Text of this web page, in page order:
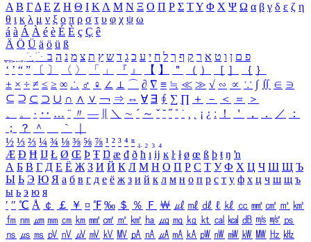
Α Β ΓΔ Ε Ζ Η Θ Ι ΚΛ Μ Ν Ξ Ο Π Ρ Σ ΤΥ Φ Χ Ψ Ω α β γ δ ε ζ η
θ ι κ λ μ ν ξ ο π ρ σ τ υ φ χ ψ ω
á à Á À é è É È ç Ç ê
Ä Ö Ü ä ö ü ß
ִֶֹ ֻּ ׁׂ פ ם ן ו ט א ר ק ף ך ל ח י ע כ ג ד ש ץ ת צ מ נ ה ב
‘ ’ “ ” 〔 〕 〈 〉 「 」 『 』 【 】 ＂ （ ） ［ ］ ｛ ｝
± × ÷ ≠ ≤ ≥ ∞ ∴ ♂ ♀ ∠ ⊥ ⌒ ∂ ∇ ≡ ≒ ≪ ≫ √ ∽ ∝ ∵ ∫ ∬ ∈ ∋
⊆ ⊇ ⊂ ⊃ ∪ ∩ ∧ ∨ ￢ ⇒ ⇔ ∀ ∃ ∮ ∑ ∏ ＋ － ＜ ＝
＞
、
。 · ‥ … ¨ 〃 ― ＼ ∼ ´ ～ ˇ ˘ ˝ ˚ ˙ ¸ ¡ ¿ ː ！ ＇ ， ． ／
：
；
？ ＾ ｀
½ ⅓ ⅔ ¼ ¾ ⅛ ⅜ ⅝ ⅞ ¹ ² ³ ⁴ ⁿ ₁ ₂ ₃ ₄
Æ Ð Ħ Ĳ Ł Ø Œ Þ Ŧ Ŋ æ đ ð ħ ı ĳ ĸ ŀ ł ø œ ß þ ŧ ŋ ŉ
А Б В Г Д Е Ё Ж З И Й К Л М Н О П Р С Т У Ф Х Ц Ч Ш Щ Ъ
Ы Ь Э Ю Я а б в г д е ё ж з и й к л м н о п р с т у ф х ц ч ш щ ъ
ы ь э ю я
′ ″ ℃ Å ￠ ￡ ￥ ¤ ℉ ‰ ＄ ％ Ｆ ￦ ㎕ ㎖ ㎗ ℓ ㎘ ㏄ ㎣ ㎤ ㎥ ㎦
㎙ ㎚ ㎛ ㎜ ㎝ ㎞ ㎟ ㎠ ㎡ ㎢ ㏊ ㎍ ㎎ ㎏ ㏏ ㎈ ㎉ ㏈ ㎧ ㎨ ㎰
㎱ ㎲ ㎳ ㎴ ㎵ ㎶ ㎷ ㎸ ㎹ ㎀ ㎁ ㎂ ㎃ ㎄ ㎺ ㎻ ㎽ ㎾ ㎿ ㎐ ㎑